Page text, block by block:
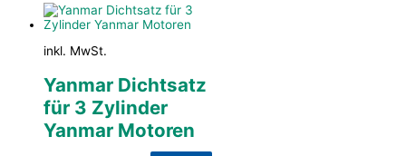
inkl. MwSt.
Yanmar Dichtsatz
für 3 Zylinder
Yanmar Motoren